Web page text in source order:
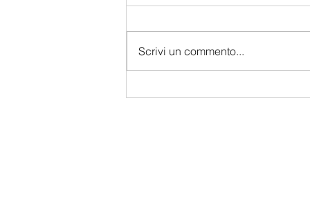
THE DATA CENTER WAR:
Scrivi un commento...